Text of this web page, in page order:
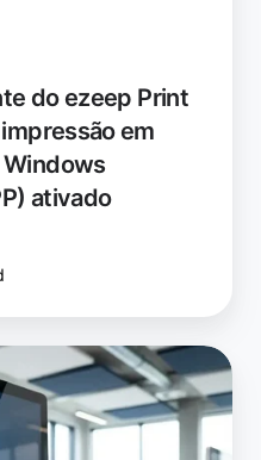
do ezeep Print
em
ativado